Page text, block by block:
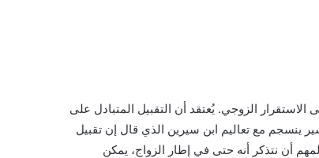
الاستقرار الزوجي. يُعتقد أن التقبيل المتبادل على
ينسجم مع تعاليم ابن سيرين الذي قال إن تقبيل
أن نتذكر أنه حتى في إطار الزواج، يمكن